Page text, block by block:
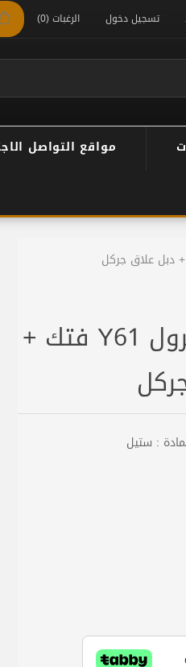
تسجيل دخول الرغبات(0)
مواقع التواصل
دعامية خلفية نيسان باترول Y61 فتك +
: ستيل